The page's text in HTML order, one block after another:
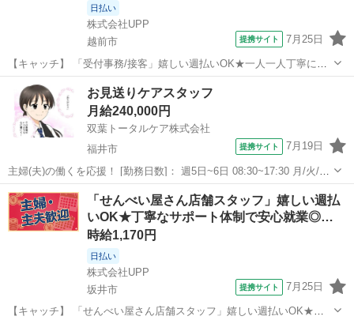
日払い
株式会社UPP
越前市
提携サイト 7月25日
【キャッチ】 「受付事務/接客」嬉しい週払いOK★一人一人丁寧にサ
ポートします♪20代～40代中心に幅広く活躍中★好環境でお仕事したい
方にもおススメ◎ 【コメント】 豊富なお仕事数であなたにぴったりの
お仕事が見つかります★...
福井 その他
お見送りケアスタッフ
月給240,000円
双葉トータルケア株式会社
福井市
提携サイト 7月19日
主婦(夫)の働くを応援！ [勤務日数]： 週5日~6日 08:30~17:30 月/火/水/
木/金/土/日 などから選べます [勤務地・最寄駅]： 福井県福井市文京6
丁目18-3 双葉トータルケア株式会社 福井営業所 日...
福井 福井市
「せんべい屋さん店舗スタッフ」嬉しい週払
いOK★丁寧なサポート体制で安心就業◎…
時給1,170円
日払い
株式会社UPP
坂井市
提携サイト 7月25日
【キャッチ】 「せんべい屋さん店舗スタッフ」嬉しい週払いOK★丁